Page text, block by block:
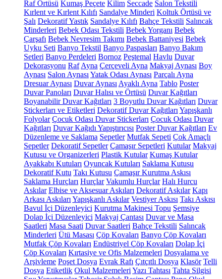
Raf Örtüsü Kumaş Peçete Kilim Seccade Salon Tekstili
Kırlent ve Kırlent Kılıfı Sandalye Minderi Koltuk Örtüsü ve
Şalı Dekoratif Yastık Sandalye Kılıfı Bahçe Tekstili Salıncak
Minderleri Bebek Odası Tekstili Bebek Yorganı Bebek
Çarşafı Bebek Nevresim Takımı Bebek Battaniyesi Bebek
Uyku Seti Banyo Tekstil Banyo Paspasları Banyo Bakım
Setleri Banyo Perdeleri Bornoz Peştemal Havlu Duvar
Dekorasyonu Raf Ayna Çerçeveli Ayna Makyaj Aynası Boy
Aynası Salon Aynası Yatak Odası Aynası Parçalı Ayna
Dresuar Aynası Duvar Aynası Ayaklı Ayna Tablo Poster
Duvar Panoları Duvar Halısı ve Örtüsü Duvar Kağıtları
Boyanabilir Duvar Kağıtları 3 Boyutlu Duvar Kağıtları Duvar
Stickerları ve Etiketleri Dekoratif Duvar Kağıtları Yapışkanlı
Folyolar Çocuk Odası Duvar Stickerları Çocuk Odası Duvar
Kağıtları Duvar Kağıdı Yapıştırıcısı Poster Duvar Kağıtları Ev
Düzenleme ve Saklama Sepetler Mutfak Sepeti Çok Amaçlı
Sepetler Dekoratif Sepetler Çamaşır Sepetleri Kutular Makyaj
Kutusu ve Organizerleri Plastik Kutular Kumaş Kutular
Ayakkabı Kutuları Oyuncak Kutuları Saklama Kutusu
Dekoratif Kutu Takı Kutusu Çamaşır Kurutma Askısı
Saklama Hurçları Hurçlar Vakumlu Hurçlar Halı Hurcu
Askılar Elbise ve Aksesuar Askıları Dekoratif Askılar Kapı
Arkası Askıları Yapışkanlı Askılar Vestiyer Askısı Takı Askısı
Bavul İçi Düzenleyici Kurutma Makinesi Topu Şemsiye
Dolap İçi Düzenleyici Makyaj Çantası Duvar ve Masa
Saatleri Masa Saati Duvar Saatleri Bahçe Tekstili Salıncak
Minderleri Ütü Masası Çöp Kovaları Banyo Çöp Kovaları
Mutfak Çöp Kovaları Endüstriyel Çöp Kovaları Dolap İçi
Çöp Kovaları Kırtasiye ve Ofis Malzemeleri Dosyalama ve
Arşivleme Poşet Dosya Evrak Rafı Çıtçıtlı Dosya Klasör Telli
Dosya Etiketlik Okul Malzemeleri Yazı Tahtası Tahta Silgisi